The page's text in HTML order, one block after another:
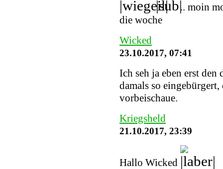
.. moin
die woche
Wicked
23.10.2017, 07:41
Ich seh ja eben erst den
damals so
vorbeischaue.
Kriegsheld
21.10.2017, 23:39
Hallo Wicked